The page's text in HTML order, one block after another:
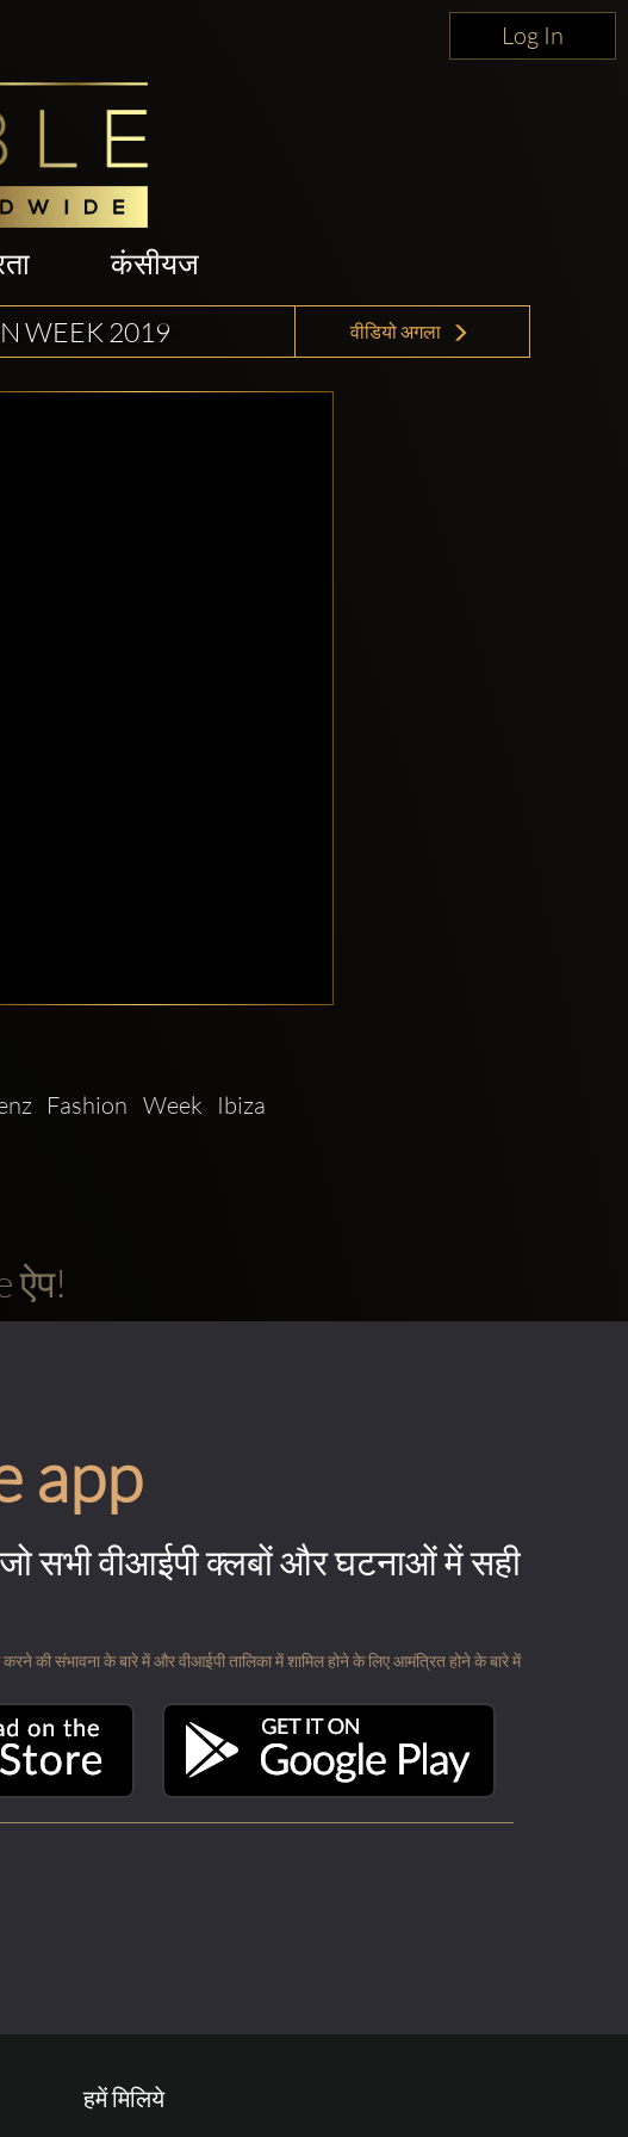
Log In
कंसीयज
WEEK 2019 वीडियो अगला
Fashion Week Ibiza
ऐप!
app
सभी वीआईपी क्लबों और घटनाओं में सही
की संभावना के बारे में और वीआईपी तालिका में शामिल होने के लिए आमंत्रित होने के बारे में
हमें मिलिये